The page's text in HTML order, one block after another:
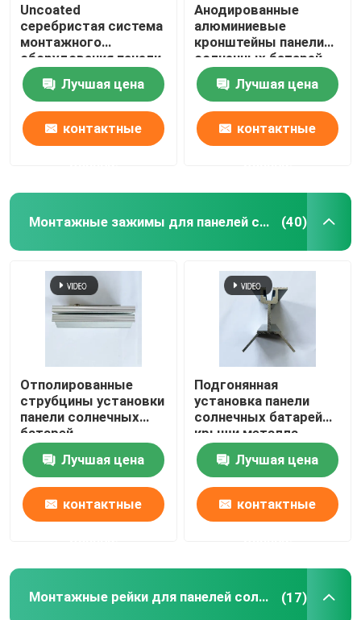
Uncoated
серебристая система
монтажного
оборудования панели
солнечных батарей
алюминиевая земная
солнечная
устанавливая
Лучшая цена
контактные
Анодированные
алюминиевые
кронштейны панели
солнечных батарей
коррозионностойкие
Лучшая цена
контактные
Монтажные зажимы для панелей солнечных батарей (40)
Отполированные
струбцины установки
панели солнечных
батарей
нержавеющей стали
для крыши металла
Рустпрооф
Лучшая цена
контактные
Подгонянная
установка панели
солнечных батарей
крыши металла
зажимает
высокопрочное
Лучшая цена
контактные
Монтажные рейки для панелей солнечных батарей (17)